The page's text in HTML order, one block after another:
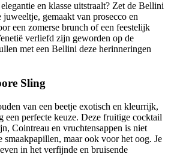
en klasse uitstraalt? Zet de Bellini
gemaakt van prosecco en
een zomerse brunch of een feestelijk
verliefd zijn geworden op de
met een Bellini deze herinneringen
Sling
van een beetje exotisch en kleurrijk,
een perfecte keuze. Deze fruitige cocktail
Cointreau en vruchtensappen is niet
smaakpapillen, maar ook voor het oog. Je
in het verfijnde en bruisende